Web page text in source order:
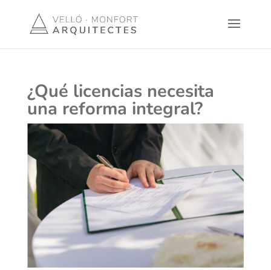
¿Qué licencias necesita
una reforma integral?